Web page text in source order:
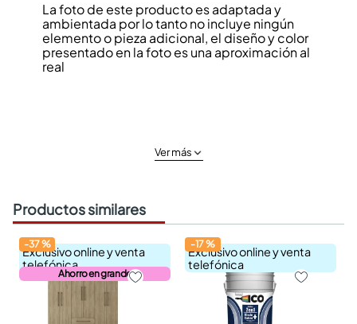
La foto de este producto es adaptada y
ambientada por lo tanto no incluye ningún
elemento o pieza adicional, el diseño y color
presentado en la foto es una aproximación al
real
Ver más
Productos similares
Exclusivo online y venta
telefónica
Ahorro en grande
-37%
Exclusivo online y venta
telefónica
-17%